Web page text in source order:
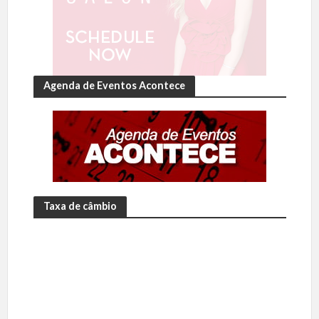
Agenda de Eventos Acontece
Taxa de câmbio